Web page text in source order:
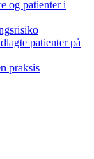
og patienter i
patienter på
praksis